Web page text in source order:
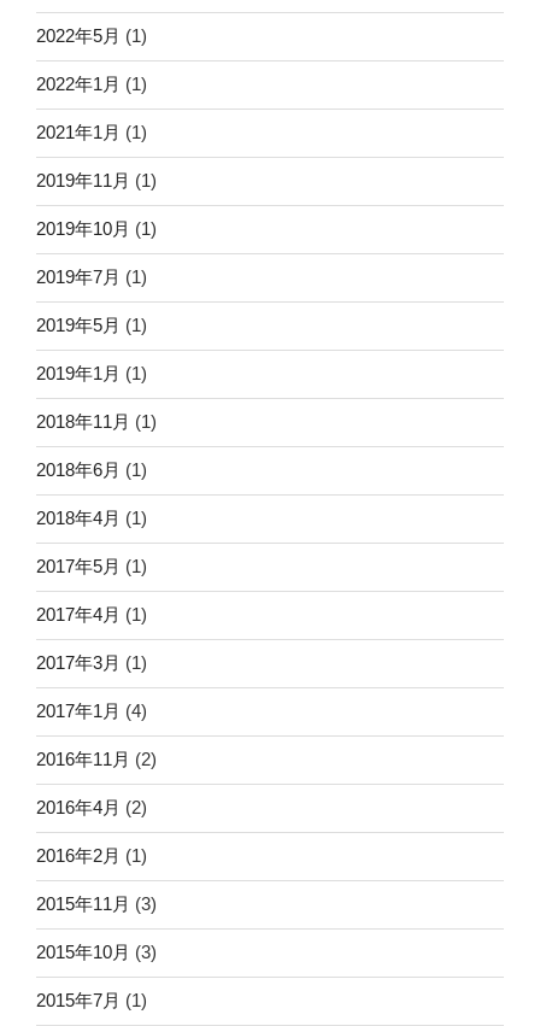
2022年5月 (1)
2022年1月 (1)
2021年1月 (1)
2019年11月 (1)
2019年10月 (1)
2019年7月 (1)
2019年5月 (1)
2019年1月 (1)
2018年11月 (1)
2018年6月 (1)
2018年4月 (1)
2017年5月 (1)
2017年4月 (1)
2017年3月 (1)
2017年1月 (4)
2016年11月 (2)
2016年4月 (2)
2016年2月 (1)
2015年11月 (3)
2015年10月 (3)
2015年7月 (1)